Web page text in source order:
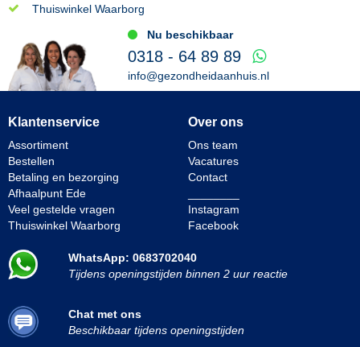
Thuiswinkel Waarborg
Nu beschikbaar
0318 - 64 89 89
info@gezondheidaanhuis.nl
Klantenservice
Assortiment
Bestellen
Betaling en bezorging
Afhaalpunt Ede
Veel gestelde vragen
Thuiswinkel Waarborg
Over ons
Ons team
Vacatures
Contact
Instagram
Facebook
WhatsApp: 0683702040
Tijdens openingstijden binnen 2 uur reactie
Chat met ons
Beschikbaar tijdens openingstijden